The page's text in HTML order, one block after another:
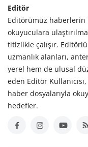
Editör
Editörümüz haberlerin
okuyuculara
titizlikle çalışır.
uzmanlık alanları,
yerel hem de ulusal
eden Editör
haber dosyalarıyla
hedefler.